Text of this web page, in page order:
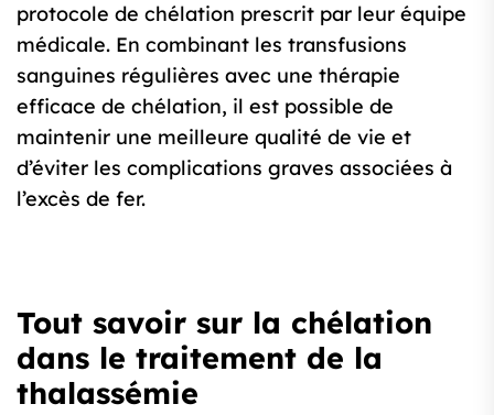
protocole de chélation prescrit par leur équipe
médicale. En combinant les transfusions
sanguines régulières avec une thérapie
efficace de chélation, il est possible de
maintenir une meilleure qualité de vie et
d’éviter les complications graves associées à
l’excès de fer.
Tout savoir sur la chélation
dans le traitement de la
thalassémie